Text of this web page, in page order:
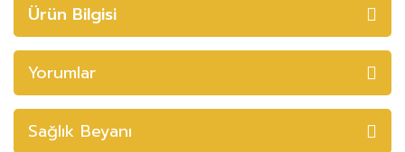
Ürün Bilgisi
Yorumlar
Sağlık Beyanı